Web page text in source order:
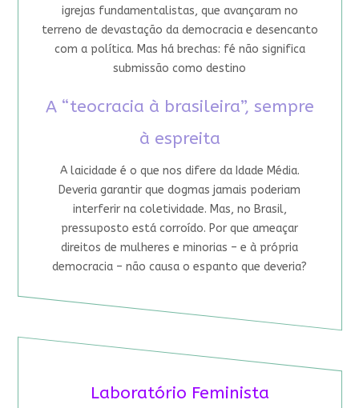
igrejas fundamentalistas, que avançaram no
terreno de devastação da democracia e desencanto
com a política. Mas há brechas: fé não significa
submissão como destino
A “teocracia à brasileira”, sempre
à espreita
A laicidade é o que nos difere da Idade Média.
Deveria garantir que dogmas jamais poderiam
interferir na coletividade. Mas, no Brasil,
pressuposto está corroído. Por que ameaçar
direitos de mulheres e minorias – e à própria
democracia – não causa o espanto que deveria?
Laboratório Feminista